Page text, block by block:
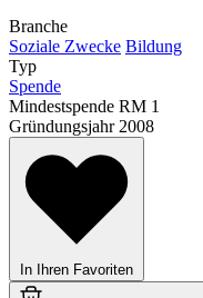
Branche
Soziale Zwecke Bildung
Typ
Spende
Mindestspende RM 1
Gründungsjahr 2008
In Ihren Favoriten